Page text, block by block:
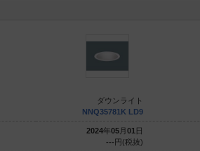
ダウンライト
NNQ35781K LD9
2024年05月 01 日
---円(税抜)